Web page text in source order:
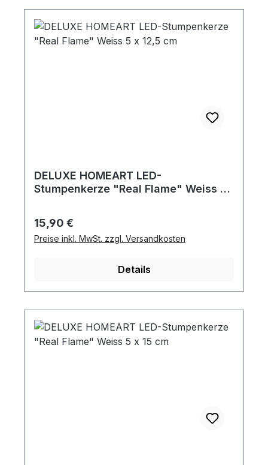
DELUXE HOMEART LED-
Stumpenkerze "Real Flame" Weiss 5
Regulärer Preis:
15,90 €
Preise inkl. MwSt. zzgl. Versandkosten
Details